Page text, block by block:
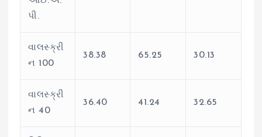
પી.
વાલસ્ક્રી
ન 100
38.38 65.25 30.13
વાલસ્ક્રી
ન 40
36.40 41.24 32.65